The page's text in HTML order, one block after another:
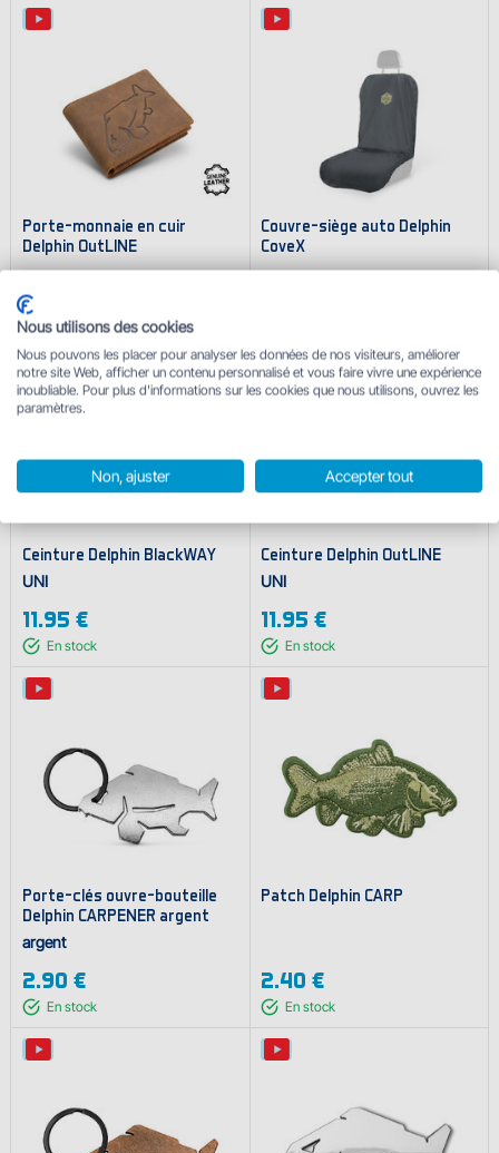
Porte-monnaie en cuir
Delphin OutLINE
22.95 €
Couvre-siège auto Delphin
CoveX
16.95 €
Ceinture Delphin BlackWAY
UNI
11.95 €
En stock
Ceinture Delphin OutLINE
UNI
11.95 €
En stock
Porte-clés ouvre-bouteille
Delphin CARPENER argent
argent
2.90 €
En stock
Patch Delphin CARP
2.40 €
En stock
Nous utilisons des cookies
Nous pouvons les placer pour analyser les données de nos visiteurs, améliorer
notre site Web, afficher un contenu personnalisé et vous faire vivre une expérience
inoubliable. Pour plus d'informations sur les cookies que nous utilisons, ouvrez les
paramètres.
Non, ajuster Accepter tout